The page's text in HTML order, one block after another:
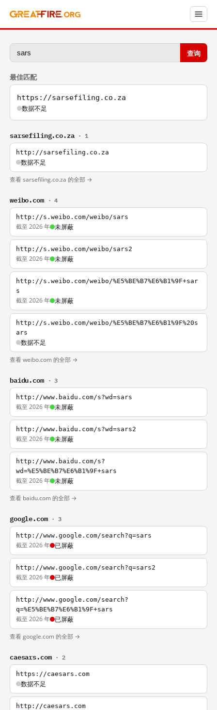
查询
最佳匹配
https://sarsefiling.co.za
数据不足
sarsefiling.co.za · 1
http://sarsefiling.co.za
数据不足
查看 sarsefiling.co.za 的全部 →
weibo.com · 4
http://s.weibo.com/weibo/sars
截至 2026 年 未屏蔽
http://s.weibo.com/weibo/sars2
截至 2026 年 未屏蔽
http://s.weibo.com/weibo/%E5%BE%B7%E6%B1%9F+sar
s
截至 2026 年 未屏蔽
http://s.weibo.com/weibo/%E5%BE%B7%E6%B1%9F%20s
ars
数据不足
查看 weibo.com 的全部 →
baidu.com · 3
http://www.baidu.com/s?wd=sars
截至 2026 年 未屏蔽
http://www.baidu.com/s?wd=sars2
截至 2026 年 未屏蔽
http://www.baidu.com/s?
wd=%E5%BE%B7%E6%B1%9F+sars
截至 2026 年 未屏蔽
查看 baidu.com 的全部 →
google.com · 3
http://www.google.com/search?q=sars
截至 2026 年 已屏蔽
http://www.google.com/search?q=sars2
截至 2026 年 已屏蔽
http://www.google.com/search?
q=%E5%BE%B7%E6%B1%9F+sars
截至 2026 年 已屏蔽
查看 google.com 的全部 →
caesars.com · 2
https://caesars.com
数据不足
http://caesars.com